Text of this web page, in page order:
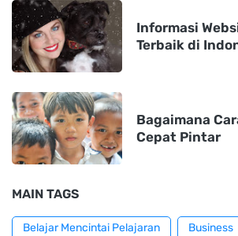
Informasi
Terbaik di
Bagaimana
Cepat Pintar
MAIN TAGS
Belajar Mencintai Pelajaran Business